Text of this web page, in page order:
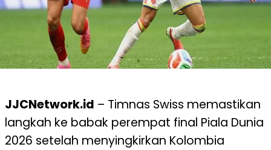
JJCNetwork.id – Timnas Swiss memastikan
langkah ke babak perempat final Piala Dunia
2026 setelah menyingkirkan Kolombia